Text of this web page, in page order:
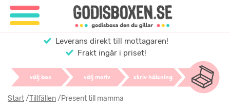
Leverans direkt till mottagaren!
Frakt ingår i priset!
välj box välj motiv skriv hälsning
Start/Tillfällen/Present till mamma